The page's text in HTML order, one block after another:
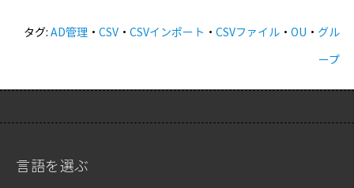
タグ:AD管理 ・CSV ・CSVインポート ・CSVファイル ・OU ・ グル
ープ
言語を選ぶ